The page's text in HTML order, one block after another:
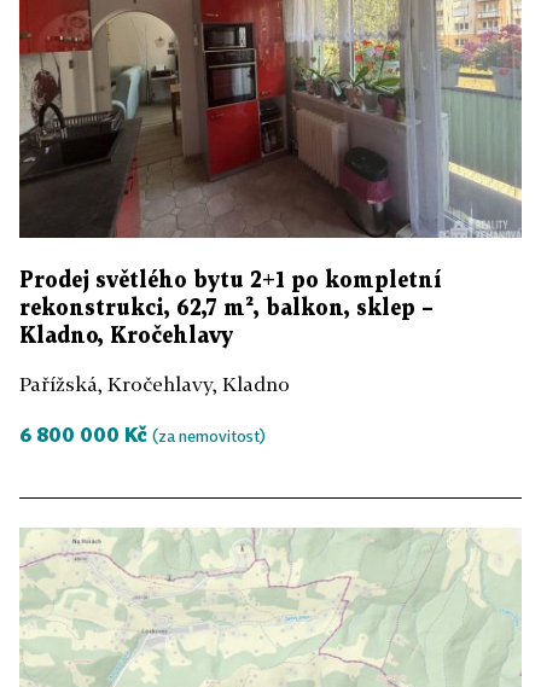
Prodej světlého bytu 2+1 po kompletní
rekonstrukci, 62,7 m², balkon, sklep –
Kladno, Kročehlavy
Pařížská, Kročehlavy, Kladno
6 800 000 Kč (za nemovitost)